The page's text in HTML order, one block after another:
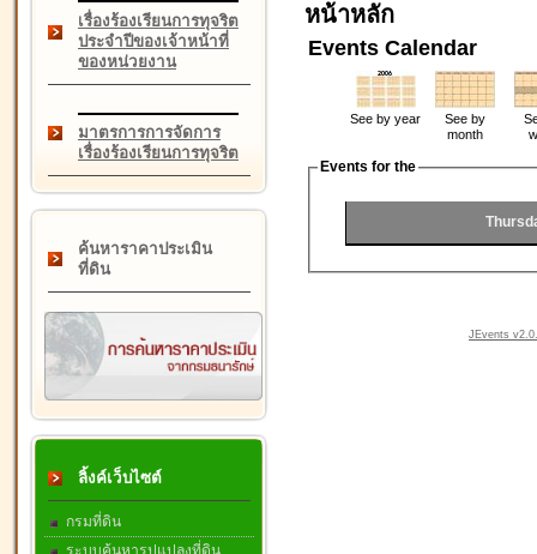
เรื่องร้องเรียนการทุจริต
ประจำปีของเจ้าหน้าที่
ของหน่วยงาน
มาตรการการจัดการ
เรื่องร้องเรียนการทุจริต
ค้นหาราคาประเมิน
ที่ดิน
ลิ้งค์เว็บไซต์
กรมที่ดิน
หน้าหลัก
Events Calendar
See by year
See by
month
Events for the
JEvents